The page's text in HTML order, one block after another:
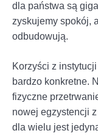
dla państwa są
zyskujemy spokój,
odbudowują.
Korzyści z
bardzo konkretne.
fizyczne
nowej egzystencji
dla wielu jest